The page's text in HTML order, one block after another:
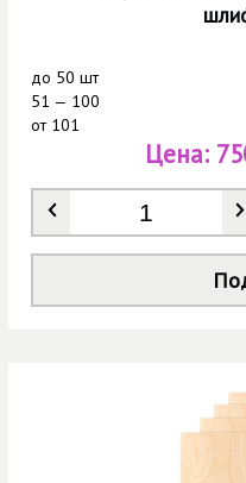
до 50 шт
51 — 100
от101
Количество
Цена: